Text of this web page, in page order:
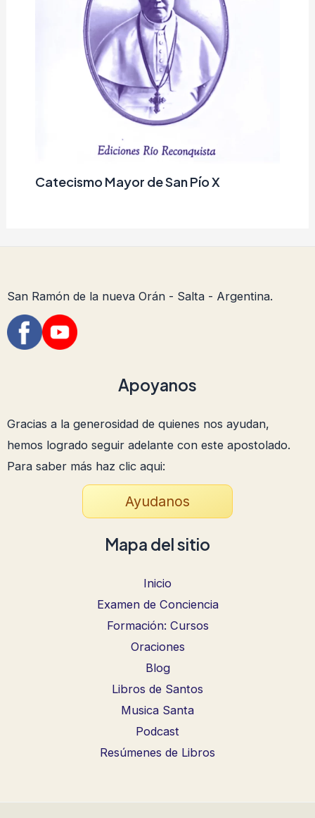
Catecismo Mayor de San Pío X
San Ramón de la nueva Orán - Salta - Argentina.
Apoyanos
Gracias a la generosidad de quienes nos ayudan,
hemos logrado seguir adelante con este apostolado.
Para saber más haz clic aqui:
Ayudanos
Mapa del sitio
Inicio
Examen de Conciencia
Formación: Cursos
Oraciones
Blog
Libros de Santos
Musica Santa
Podcast
Resúmenes de Libros